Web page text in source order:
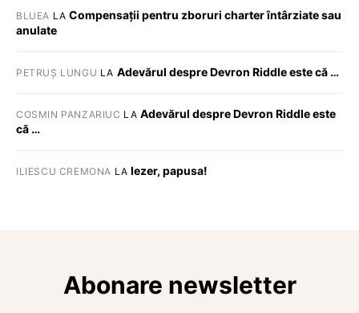
BLUEA LACompensații pentru zboruri charter întârziate sau
anulate
PETRUȘ LUNGU LA Adevărul despre Devron Riddle este că …
COSMIN PANZARIUC LA Adevărul despre Devron Riddle este
că …
ILIESCU CREMONA LA Iezer, papusa!
Abonare newsletter